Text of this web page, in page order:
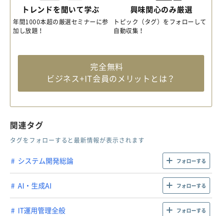
トレンドを聞いて学ぶ
年間1000本超の厳選セミナーに参
加し放題！
興味関心のみ厳選
トピック（タグ）をフォローして
自動収集！
完全無料
ビジネス+IT会員のメリットとは？
関連タグ
タグをフォローすると最新情報が表示されます
システム開発総論 フォローする
AI・生成AI フォローする
IT運用管理全般 フォローする